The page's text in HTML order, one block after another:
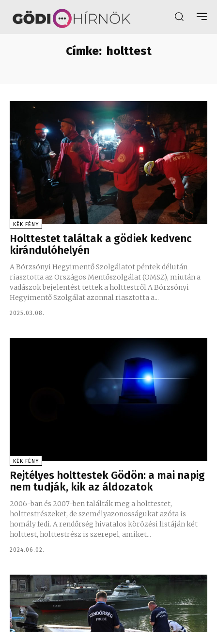
Címke: holttest
KÉK FÉNY
Holttestet találtak a gödiek kedvenc
kirándulóhelyén
A Börzsönyi Hegyimentő Szolgálatot péntek délután
riasztotta az Országos Mentőszolgálat (OMSZ), miután a
vadászok bejelentést tettek a holttestről.A Börzsönyi
Hegyimentő Szolgálat azonnal riasztotta a...
2025.03.08.
KÉK FÉNY
Rejtélyes holttestek Gödön: a mai napig
nem tudják, kik az áldozatok
2006-ban és 2007-ben találták meg a holttestet,
holttestrészeket, de személyazonosságukat azóta is
homály fedi. A rendőrség hivatalos körözési listáján két
holttest, holttestrész is szerepel, amiket...
2024.06.02.